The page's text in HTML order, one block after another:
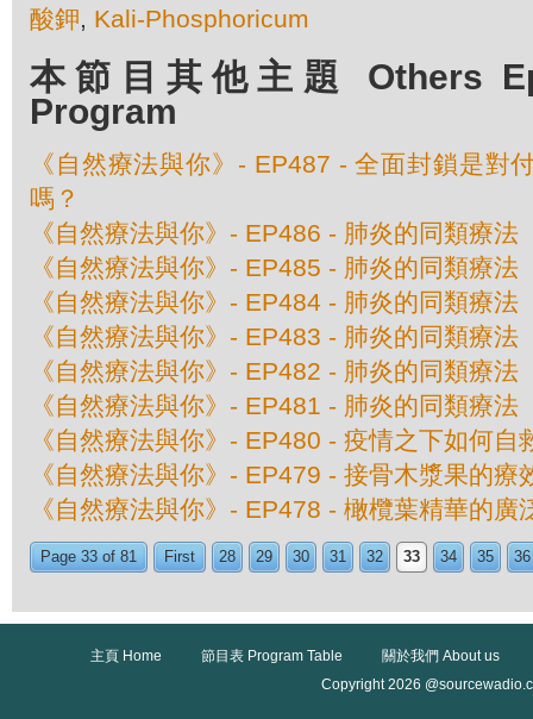
酸鉀, Kali-Phosphoricum
本節目其他主題 Others
Program
《自然療法與你》- EP487 - 全面封鎖是對
嗎？
《自然療法與你》- EP486 - 肺炎的同類療法
《自然療法與你》- EP485 - 肺炎的同類療法
《自然療法與你》- EP484 - 肺炎的同類療法
《自然療法與你》- EP483 - 肺炎的同類療法
《自然療法與你》- EP482 - 肺炎的同類療法
《自然療法與你》- EP481 - 肺炎的同類療法
《自然療法與你》- EP480 - 疫情之下如何自
《自然療法與你》- EP479 - 接骨木漿果的療
《自然療法與你》- EP478 - 橄欖葉精華的廣
Page 33 of 81 First 28 29 30 31 32 33 34 35 36
主頁 Home 節目表 Program Table
關於我們 About us
Copyright 2026